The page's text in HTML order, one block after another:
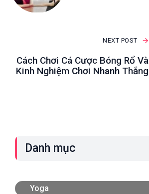
NEXT POST
Cách Chơi Cá Cược Bóng Rổ Và
Kinh Nghiệm Chơi Nhanh Thắng
Danh mục
Yoga